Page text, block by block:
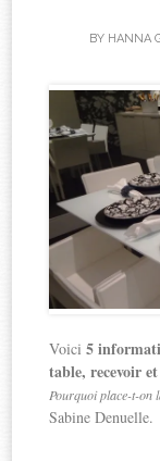
BY HANNA
Voici5
table, recevoir
Pourquoi place-t-on
Sabine Denuelle.